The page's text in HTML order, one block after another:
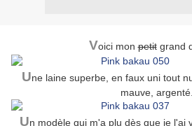
Voici monpetitgrand
Une laine superbe, en faux uni tout
mauve, argenté.
Un modèle qui m'a plu dès que je l'ai